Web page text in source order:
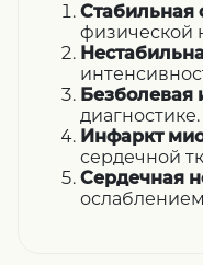
Стабильная
физической
диагностике.
Инфаркт
сердечной
Сердечная